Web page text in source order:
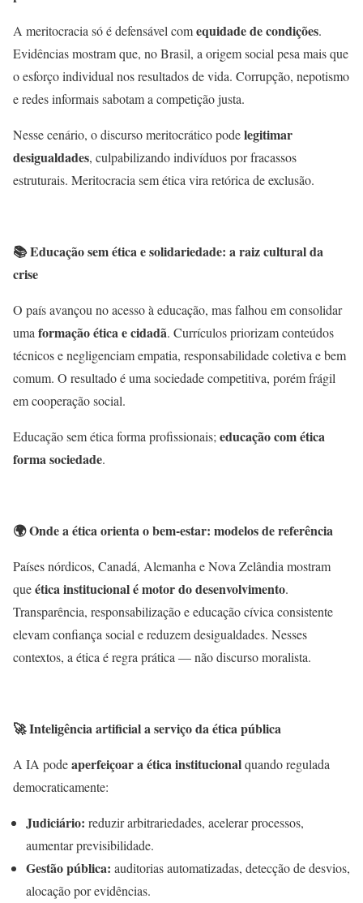
A meritocracia só é defensável comequidade de condições.
Evidências mostram que, no Brasil, a origem social pesa mais que
o esforço individual nos resultados de vida. Corrupção, nepotismo
e redes informais sabotam a competição justa.
Nesse cenário, o discurso meritocrático podelegitimar
desigualdades, culpabilizando indivíduos por fracassos
estruturais. Meritocracia sem ética vira retórica de exclusão.
📚Educação sem ética e solidariedade: a raiz cultural da
crise
O país avançou no acesso à educação, mas falhou em consolidar
uma formação ética e cidadã. Currículos priorizam conteúdos
técnicos e negligenciam empatia, responsabilidade coletiva e bem
comum. O resultado é uma sociedade competitiva, porém frágil
em cooperação social.
Educação sem ética forma profissionais; educação com ética
forma sociedade.
🌍Onde a ética orienta o bem-estar: modelos de referência
Países nórdicos, Canadá, Alemanha e Nova Zelândia mostram
queética institucional é motor do desenvolvimento.
Transparência, responsabilização e educação cívica consistente
elevam confiança social e reduzem desigualdades. Nesses
contextos, a ética é regra prática — não discurso moralista.
🚀Inteligência artificial a serviço da ética pública
A IA podeaperfeiçoar a ética institucionalquando regulada
democraticamente:
Judiciário: reduzir arbitrariedades, acelerar processos,
aumentar previsibilidade.
Gestão pública: auditorias automatizadas, detecção de desvios,
alocação por evidências.